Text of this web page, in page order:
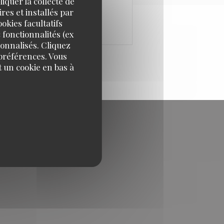
et installés par
facultatifs
(ex
Cliquez
Vous
cookie en bas à